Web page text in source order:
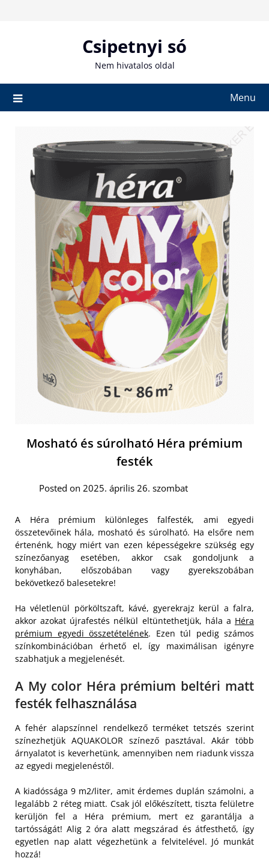
Csipetnyi só
Nem hivatalos oldal
Menu
Mosható és súrolható Héra prémium
festék
Posted on 2025. április 26. szombat
A Héra prémium különleges falfesték, ami egyedi
összetevőinek hála, mosható és súrolható. Ha elsőre nem
értenénk, hogy miért van ezen képességekre szükség egy
színezőanyag esetében, akkor csak gondoljunk a
konyhában, előszobában vagy gyerekszobában
bekövetkező balesetekre!
Ha véletlenül pörköltszaft, kávé, gyerekrajz kerül a falra,
akkor azokat újrafestés nélkül eltüntethetjük, hála a Héra
prémium egyedi összetételének. Ezen túl pedig számos
színkombinációban érhető el, így maximálisan igényre
szabhatjuk a megjelenését.
A My color Héra prémium beltéri matt
festék felhasználása
A fehér alapszínnel rendelkező terméket tetszés szerint
színezhetjük AQUAKOLOR színező pasztával. Akár több
árnyalatot is keverhetünk, amennyiben nem riadunk vissza
az egyedi megjelenéstől.
A kiadóssága 9 m2/liter, amit érdemes duplán számolni, a
legalább 2 réteg miatt. Csak jól előkészített, tiszta felületre
kerüljön fel a Héra prémium, mert ez garantálja a
tartósságát! Alig 2 óra alatt megszárad és átfesthető, így
egyetlen nap alatt végezhetünk a felvitelével. Jó munkát
hozzá!